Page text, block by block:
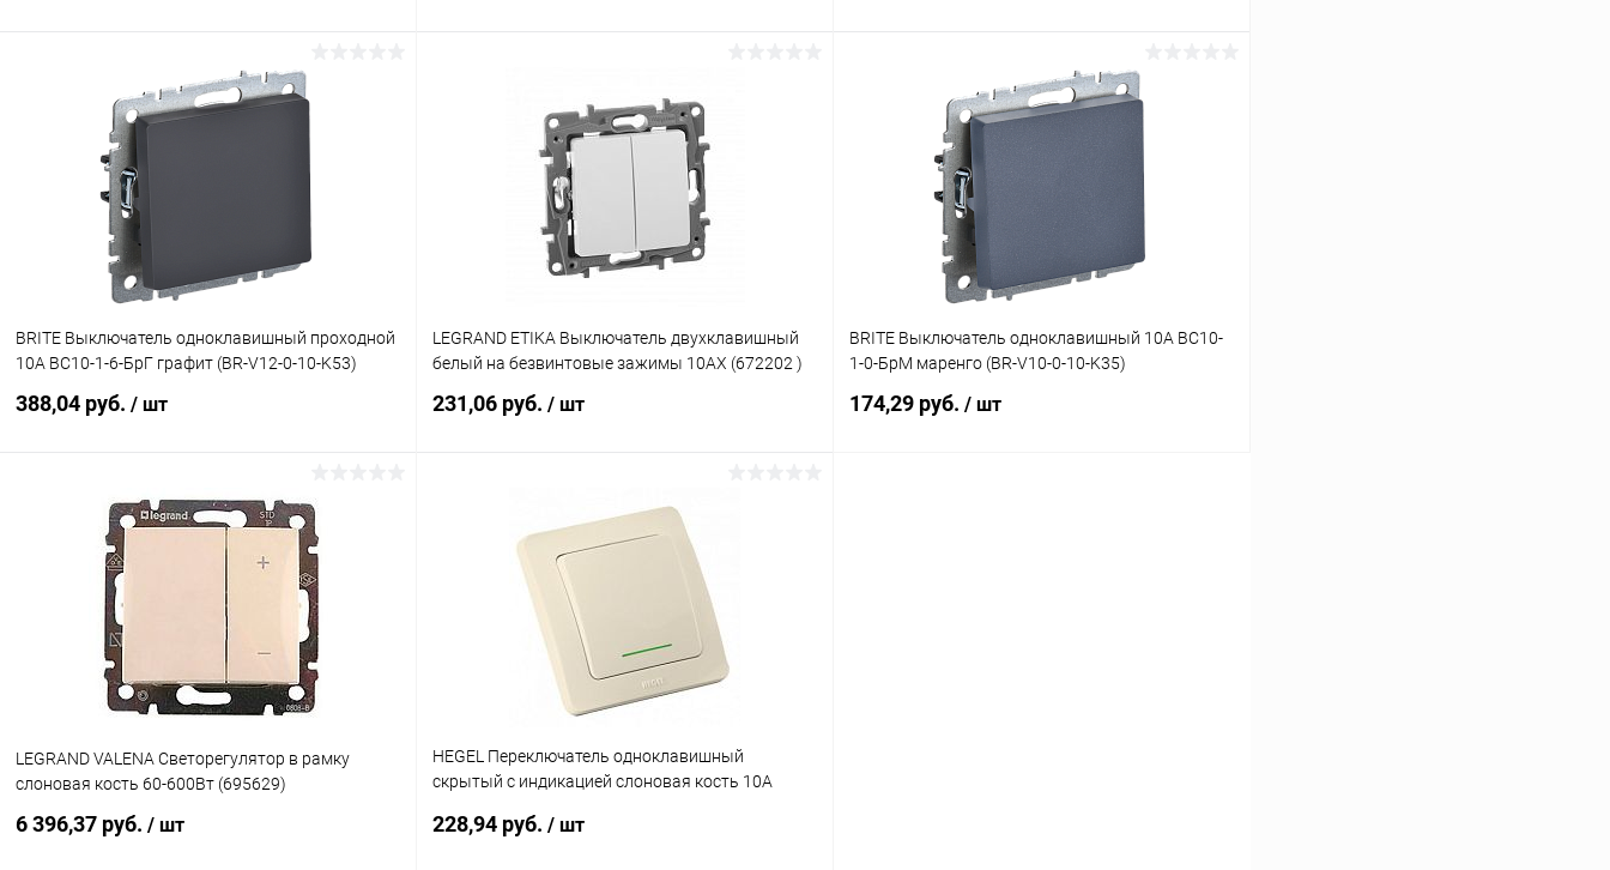
В корзину
Купить в 1 клик
В избранное
Купить в 1 клик К сравнению
В наличии
В корзину
Купить в 1 клик
В избранное
BRITE Выключатель одноклавишный проходной
10А ВС10-1-6-БрГ графит (BR-V12-0-10-K53)
388,04 руб. / шт
В корзину
Купить в 1 клик К сравнению
В избранное В наличии
LEGRAND ETIKA Выключатель двухклавишный
белый на безвинтовые зажимы 10АХ (672202 )
231,06 руб. / шт
В корзину
Купить в 1 клик К сравнению
В наличии
BRITE Выключатель одноклавишный 10А ВС10-
1-0-БрМ маренго (BR-V10-0-10-K35)
174,29 руб. / шт
LEGRAND VALENA Светорегулятор в рамку
слоновая кость 60-600Вт (695629)
6 396,37 руб. / шт
HEGEL Переключатель одноклавишный
скрытый с индикацией слоновая кость 10А
228,94 руб. / шт